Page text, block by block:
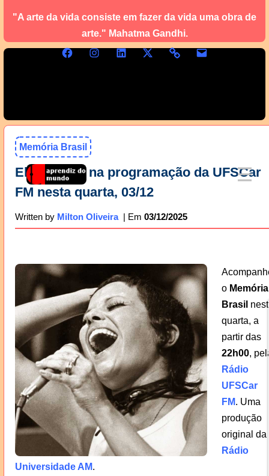
"A arte da vida consiste em fazer da vida uma obra de
arte." Mahatma Gandhi.
Memória Brasil
Elis Regina na programação da UFSCar
FM nesta quarta, 03/12
Written by Milton Oliveira 03/12/2025
o Memória
Brasil
quarta, a
partir das
22h00,
Rádio
UFSCar
FM. Uma
produção
original da
Rádio
Universidade AM.